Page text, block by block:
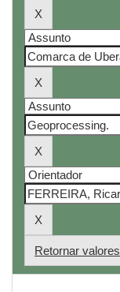
Retornar valores